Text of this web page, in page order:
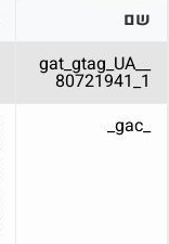
שם
_gat_gtag_UA_
80721941_1
_gac_